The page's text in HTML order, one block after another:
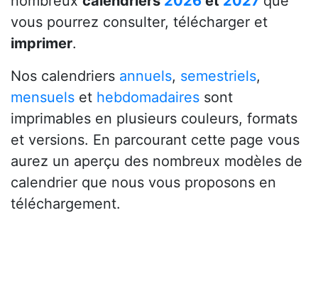
vous pourrez consulter, télécharger et
imprimer.
Nos calendriers annuels, semestriels,
mensuels et hebdomadaires sont
imprimables en plusieurs couleurs, formats
et versions. En parcourant cette page vous
aurez un aperçu des nombreux modèles de
calendrier que nous vous proposons en
téléchargement.